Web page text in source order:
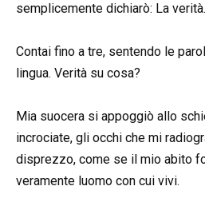
semplicemente dichiarò: La verità.
Contai fino a tre, sentendo le
lingua. Verità su cosa?
Mia suocera si appoggiò allo
incrociate, gli occhi che mi
disprezzo, come se il mio abito
veramente luomo con cui vivi.